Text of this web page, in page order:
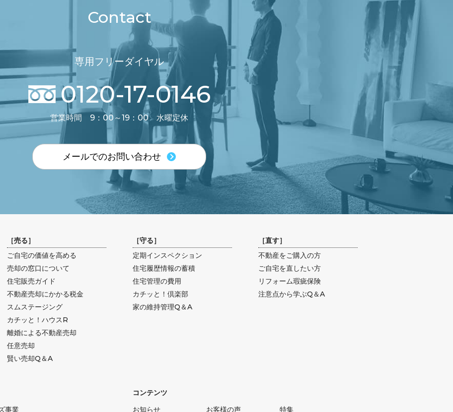
Contact
専用フリーダイヤル
0120-17-0146
営業時間 9：00～19：00 水曜定休
メールでのお問い合わせ
［売る］
ご自宅の価値を高める
売却の窓口について
住宅販売ガイド
不動産売却にかかる税金
スムステージング
カチッと！ハウスR
離婚による不動産売却
任意売却
賢い売却Q＆A
［守る］
定期インスペクション
住宅履歴情報の蓄積
住宅管理の費用
カチッと！倶楽部
家の維持管理Q＆A
［直す］
不動産をご購入の方
ご自宅を直したい方
リフォーム瑕疵保険
注意点から学ぶQ＆A
事業
コンテンツ
お知らせ
お客様の声 特集